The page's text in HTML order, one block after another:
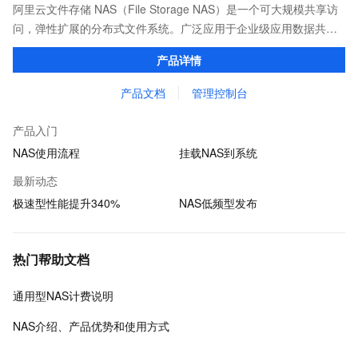
阿里云文件存储 NAS（File Storage NAS）是一个可大规模共享访
问，弹性扩展的分布式文件系统。广泛应用于企业级应用数据共
享、容器数据存储、AI 机器学习、Web 服务和内容管理、应用程序
开发和测试、媒体和娱乐工作流等场景。
产品详情
产品文档 管理控制台
产品入门
NAS使用流程
挂载NAS到系统
最新动态
极速型性能提升340%
NAS低频型发布
热门帮助文档
通用型NAS计费说明
NAS介绍、产品优势和使用方式